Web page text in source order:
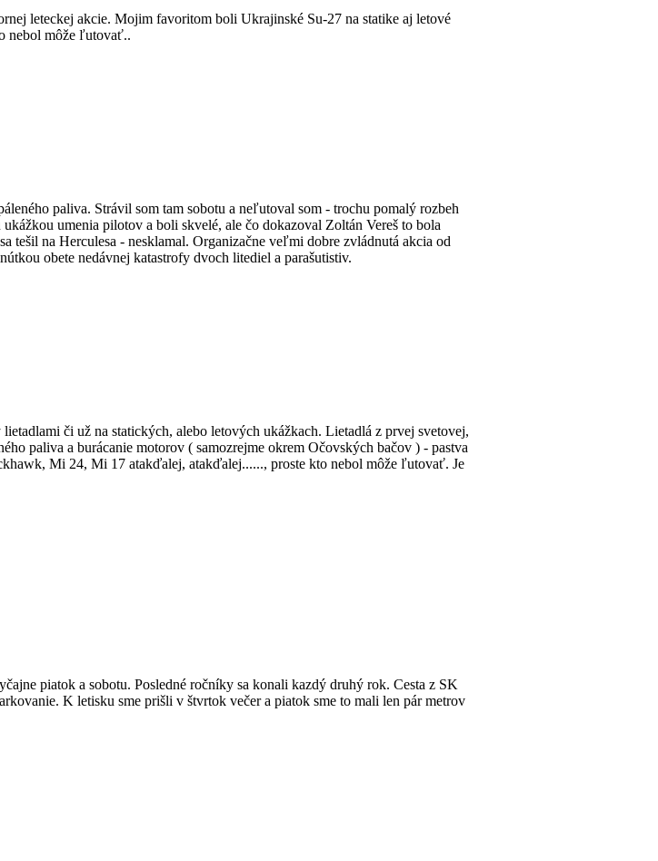
leteckej akcie. Mojim favoritom boli Ukrajinské Su-27 na statike aj letové
nebol môže ľutovať..
paliva. Strávil som tam sobotu a neľutoval som - trochu pomalý rozbeh
umenia pilotov a boli skvelé, ale čo dokazoval Zoltán Vereš to bola
tešil na Herculesa - nesklamal. Organizačne veľmi dobre zvládnutá akcia od
obete nedávnej katastrofy dvoch litediel a parašutistiv.
či už na statických, alebo letových ukážkach. Lietadlá z prvej svetovej,
paliva a burácanie motorov ( samozrejme okrem Očovských bačov ) - pastva
Mi 24, Mi 17 atakďalej, atakďalej......, proste kto nebol môže ľutovať. Je
piatok a sobotu. Posledné ročníky sa konali kazdý druhý rok. Cesta z SK
K letisku sme prišli v štvrtok večer a piatok sme to mali len pár metrov